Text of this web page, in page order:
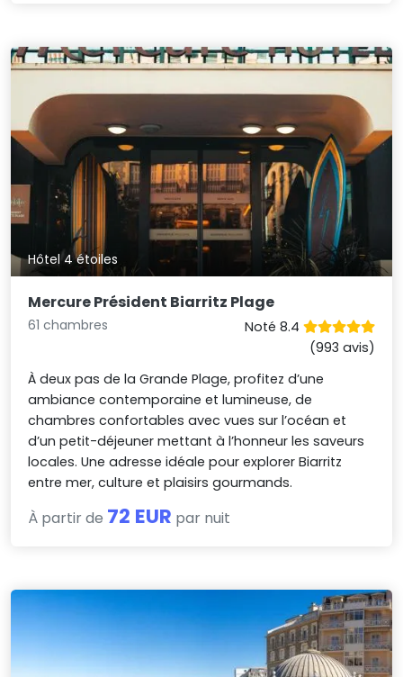
Hôtel 4 étoiles
Mercure Président Biarritz Plage
61 chambres
Noté 8.4
(993 avis)
À deux pas de la Grande Plage, profitez d’une
ambiance contemporaine et lumineuse, de
chambres confortables avec vues sur l’océan et
d’un petit-déjeuner mettant à l’honneur les saveurs
locales. Une adresse idéale pour explorer Biarritz
entre mer, culture et plaisirs gourmands.
À partir de 72 EUR par nuit